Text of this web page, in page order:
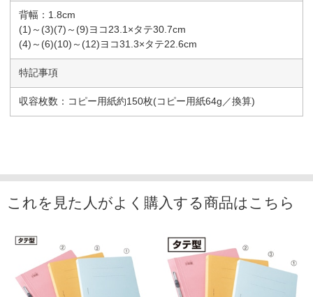
背幅：1.8cm
(1)～(3)(7)～(9)ヨコ23.1×タテ30.7cm
(4)～(6)(10)～(12)ヨコ31.3×タテ22.6cm
特記事項
収容枚数：コピー用紙約150枚(コピー用紙64g／換算)
これを見た人がよく購入する商品はこちら